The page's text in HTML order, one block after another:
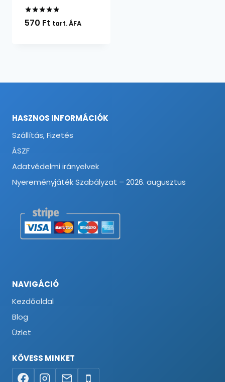
Értékelés:
5.00
570 Ft tart. ÁFA
HASZNOS INFORMÁCIÓK
Szállítás, Fizetés
ÁSZF
Adatvédelmi irányelvek
Nyereményjáték Szabályzat – 2026. augusztus
NAVIGÁCIÓ
Kezdőoldal
Blog
Üzlet
KÖVESS MINKET